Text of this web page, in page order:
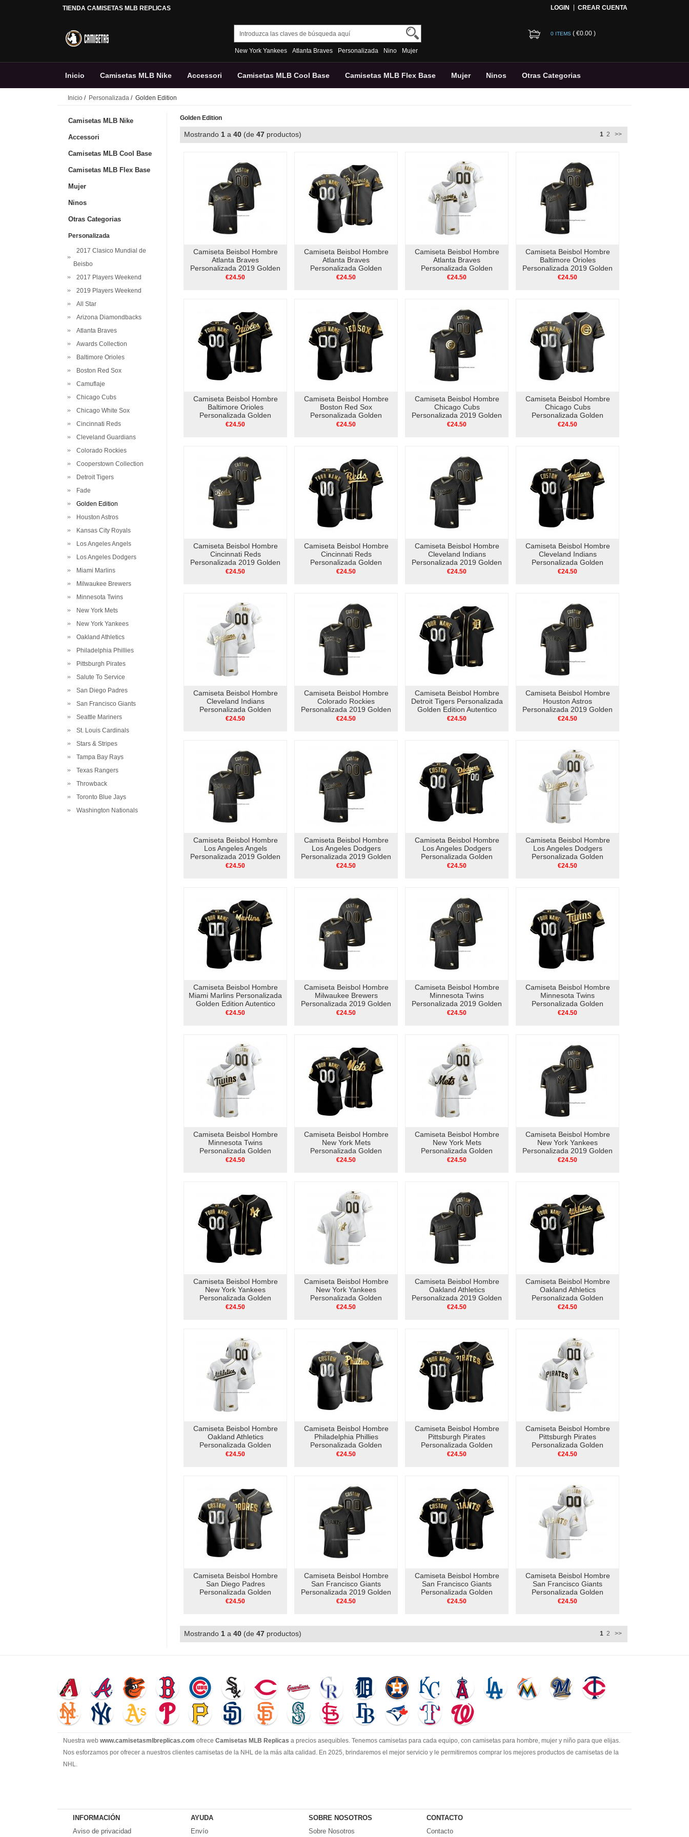
TIENDA CAMISETAS MLB REPLICAS LOGIN CREAR CUENTA
New York Yankees Atlanta Braves Personalizada Nino Mujer
0 ITEMS ( €0.00 )
Inicio Camisetas MLB Nike Accessori Camisetas MLB Cool Base Camisetas MLB Flex Base Mujer Ninos Otras Categorias
Personalizada
Inicio / Personalizada / Golden Edition
Camisetas MLB Nike
Accessori
Camisetas MLB Cool Base
Camisetas MLB Flex Base
Mujer
Ninos
Otras Categorias
Personalizada
2017 Clasico Mundial de
Beisbo
2017 Players Weekend
2019 Players Weekend
All Star
Arizona Diamondbacks
Atlanta Braves
Awards Collection
Baltimore Orioles
Boston Red Sox
Camuflaje
Chicago Cubs
Chicago White Sox
Cincinnati Reds
Cleveland Guardians
Colorado Rockies
Cooperstown Collection
Detroit Tigers
Fade
Golden Edition
Houston Astros
Kansas City Royals
Los Angeles Angels
Los Angeles Dodgers
Miami Marlins
Milwaukee Brewers
Minnesota Twins
New York Mets
New York Yankees
Oakland Athletics
Philadelphia Phillies
Pittsburgh Pirates
Salute To Service
San Diego Padres
San Francisco Giants
Seattle Mariners
St. Louis Cardinals
Stars & Stripes
Tampa Bay Rays
Texas Rangers
Throwback
Toronto Blue Jays
Washington Nationals
Golden Edition
Mostrando 1 a 40 (de 47 productos) 1 2 >>
Camiseta Beisbol Hombre
Atlanta Braves
Personalizada 2019 Golden
Edition V Neck Negro
€24.50
Camiseta Beisbol Hombre
Atlanta Braves
Personalizada Golden
Edition Autentico Negro Oro
€24.50
Camiseta Beisbol Hombre
Atlanta Braves
Personalizada Golden
Edition Authentic Blanco
€24.50
Camiseta Beisbol Hombre
Baltimore Orioles
Personalizada 2019 Golden
Edition V Neck Negro
€24.50
Camiseta Beisbol Hombre
Baltimore Orioles
Personalizada Golden
Edition Autentico Negro
€24.50
Camiseta Beisbol Hombre
Boston Red Sox
Personalizada Golden
Edition Autentico Negro
€24.50
Camiseta Beisbol Hombre
Chicago Cubs
Personalizada 2019 Golden
Edition V Neck Negro
€24.50
Camiseta Beisbol Hombre
Chicago Cubs
Personalizada Golden
Edition Autentico Negro
€24.50
Camiseta Beisbol Hombre
Cincinnati Reds
Personalizada 2019 Golden
Edition V Neck Negro
€24.50
Camiseta Beisbol Hombre
Cincinnati Reds
Personalizada Golden
Edition Autentico Negro
€24.50
Camiseta Beisbol Hombre
Cleveland Indians
Personalizada 2019 Golden
Edition V Neck Negro
€24.50
Camiseta Beisbol Hombre
Cleveland Indians
Personalizada Golden
Edition Autentico Negro
€24.50
Camiseta Beisbol Hombre
Cleveland Indians
Personalizada Golden
Edition Authentic Blanco
€24.50
Camiseta Beisbol Hombre
Colorado Rockies
Personalizada 2019 Golden
Edition V Neck Negro
€24.50
Camiseta Beisbol Hombre
Detroit Tigers Personalizada
Golden Edition Autentico
Negro
€24.50
Camiseta Beisbol Hombre
Houston Astros
Personalizada 2019 Golden
Edition V Neck Negro
€24.50
Camiseta Beisbol Hombre
Los Angeles Angels
Personalizada 2019 Golden
Edition V Neck Negro
€24.50
Camiseta Beisbol Hombre
Los Angeles Dodgers
Personalizada 2019 Golden
Edition V Neck Negro
€24.50
Camiseta Beisbol Hombre
Los Angeles Dodgers
Personalizada Golden
Edition Autentico Negro
€24.50
Camiseta Beisbol Hombre
Los Angeles Dodgers
Personalizada Golden
Edition Authentic Blanco
€24.50
Camiseta Beisbol Hombre
Miami Marlins Personalizada
Golden Edition Autentico
Negro
€24.50
Camiseta Beisbol Hombre
Milwaukee Brewers
Personalizada 2019 Golden
Edition V Neck Negro
€24.50
Camiseta Beisbol Hombre
Minnesota Twins
Personalizada 2019 Golden
Edition V Neck Negro
€24.50
Camiseta Beisbol Hombre
Minnesota Twins
Personalizada Golden
Edition Autentico Negro
€24.50
Camiseta Beisbol Hombre
Minnesota Twins
Personalizada Golden
Edition Authentic Blanco
€24.50
Camiseta Beisbol Hombre
New York Mets
Personalizada Golden
Edition Autentico Negro
€24.50
Camiseta Beisbol Hombre
New York Mets
Personalizada Golden
Edition Authentic Blanco
€24.50
Camiseta Beisbol Hombre
New York Yankees
Personalizada 2019 Golden
Edition V Neck Negro
€24.50
Camiseta Beisbol Hombre
New York Yankees
Personalizada Golden
Edition Autentico Negro
€24.50
Camiseta Beisbol Hombre
New York Yankees
Personalizada Golden
Edition Authentic Blanco
€24.50
Camiseta Beisbol Hombre
Oakland Athletics
Personalizada 2019 Golden
Edition V Neck Negro
€24.50
Camiseta Beisbol Hombre
Oakland Athletics
Personalizada Golden
Edition Autentico Negro
€24.50
Camiseta Beisbol Hombre
Oakland Athletics
Personalizada Golden
Edition Authentic Blanco
€24.50
Camiseta Beisbol Hombre
Philadelphia Phillies
Personalizada Golden
Edition Autentico Negro
€24.50
Camiseta Beisbol Hombre
Pittsburgh Pirates
Personalizada Golden
Edition Autentico Negro
€24.50
Camiseta Beisbol Hombre
Pittsburgh Pirates
Personalizada Golden
Edition Authentic Blanco
€24.50
Camiseta Beisbol Hombre
San Diego Padres
Personalizada Golden
Edition Autentico Negro
€24.50
Camiseta Beisbol Hombre
San Francisco Giants
Personalizada 2019 Golden
Edition V Neck Negro
€24.50
Camiseta Beisbol Hombre
San Francisco Giants
Personalizada Golden
Edition Autentico Negro
€24.50
Camiseta Beisbol Hombre
San Francisco Giants
Personalizada Golden
Edition Authentic Blanco
€24.50
Mostrando 1 a 40 (de 47 productos) 1 2 >>
Nuestra web www.camisetasmlbreplicas.com ofrece Camisetas MLB Replicas a precios asequibles. Tenemos camisetas para cada equipo, con camisetas para hombre, mujer y niño para que elijas.
Nos esforzamos por ofrecer a nuestros clientes camisetas de la NHL de la más alta calidad. En 2025, brindaremos el mejor servicio y le permitiremos comprar los mejores productos de camisetas de la
NHL.
INFORMACIÓN
Aviso de privacidad
AYUDA
Envío
SOBRE NOSOTROS
Sobre Nosotros
CONTACTO
Contacto